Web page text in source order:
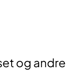
og andre